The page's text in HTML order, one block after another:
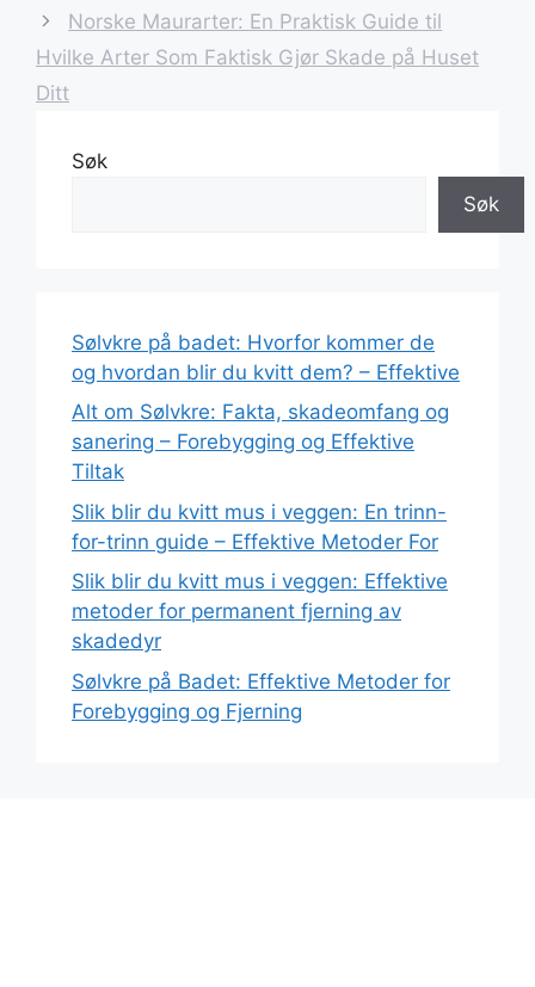
Norske Maurarter: En Praktisk Guide til
Hvilke Arter Som Faktisk Gjør Skade på Huset
Ditt
Søk
Søk
Sølvkre på badet: Hvorfor kommer de
og hvordan blir du kvitt dem? – Effektive
Alt om Sølvkre: Fakta, skadeomfang og
sanering – Forebygging og Effektive
Tiltak
Slik blir du kvitt mus i veggen: En trinn-
for-trinn guide – Effektive Metoder For
Slik blir du kvitt mus i veggen: Effektive
metoder for permanent fjerning av
skadedyr
Sølvkre på Badet: Effektive Metoder for
Forebygging og Fjerning